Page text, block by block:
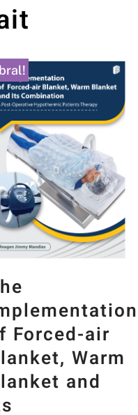
Forced-air
Warm
and